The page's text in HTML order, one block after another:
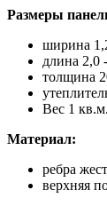
Размеры
ширина
длина 2,0
толщина
Вес 1
Материал:
ребра
верхняя